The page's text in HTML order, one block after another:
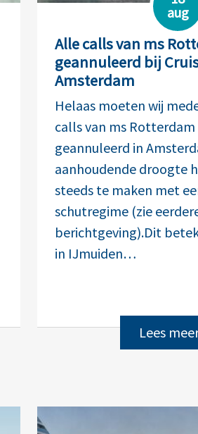
aug
Alle calls van ms
geannuleerd bij
Amsterdam
Helaas moeten wij
calls van ms
geannuleerd in
aanhoudende droogte
steeds te maken met
schutregime (zie
berichtgeving).Dit
in IJmuiden…
Lees